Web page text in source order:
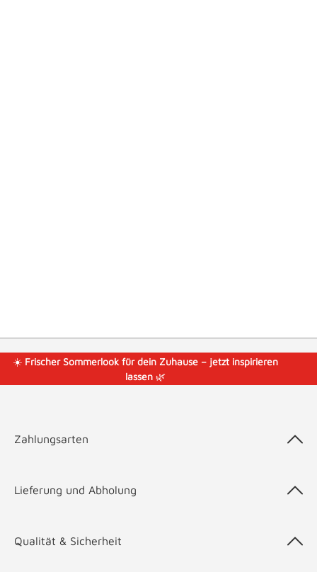
☀️ Frischer Sommerlook für dein Zuhause – jetzt inspirieren
lassen🌿
Zahlungsarten
Lieferung und Abholung
Qualität & Sicherheit